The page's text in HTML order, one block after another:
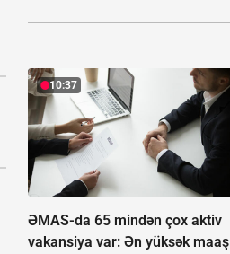
10:37
ƏMAS-da 65 mindən çox aktiv
vakansiya var: Ən yüksək maaş